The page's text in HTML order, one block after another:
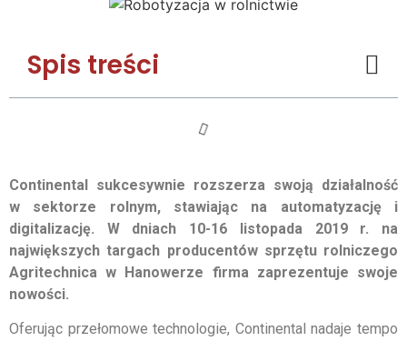
Spis treści
Continental sukcesywnie rozszerza swoją działalność
w sektorze rolnym, stawiając na automatyzację i
digitalizację. W dniach 10-16 listopada 2019 r. na
największych targach producentów sprzętu rolniczego
Agritechnica w Hanowerze firma zaprezentuje swoje
nowości.
Oferując przełomowe technologie, Continental nadaje tempo